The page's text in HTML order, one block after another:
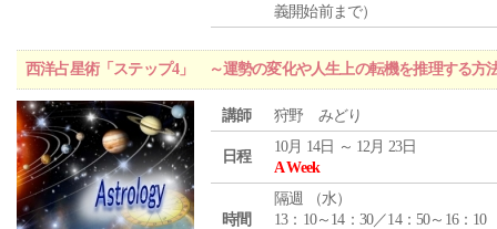
義開始前まで）
西洋占星術「ステップ4」 ～運勢の変化や人生上の転機を推理する方
講師 狩野 みどり
日程
10月 14日 ～ 12月 23日
A Week
時間
隔週 （水）
13：10～14：30／14：50～16：10